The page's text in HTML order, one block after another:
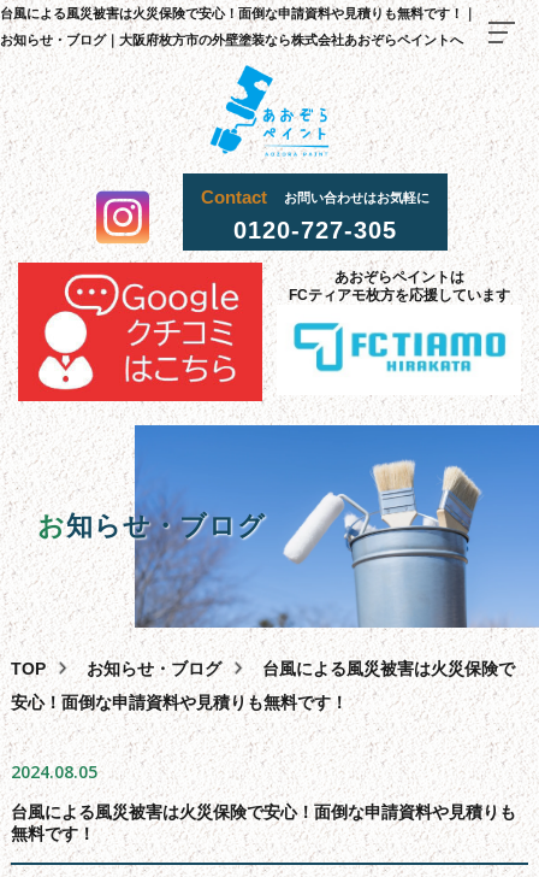
台風による風災被害は火災保険で安心！面倒な申請資料や見積りも無料です！｜
お知らせ・ブログ｜大阪府枚方市の外壁塗装なら株式会社あおぞらペイントへ
Contact お問い合わせはお気軽に
0120-727-305
あおぞらペイントは
FCティアモ枚方を応援しています
お知らせ・ブログ
TOP お知らせ・ブログ
台風による風災被害は火災保険で
安心！面倒な申請資料や見積りも無料です！
TOP
料金・施 までの
当社 が選ばれる 理由
施工 事例
お客様
採用情報
外壁塗装
屋根塗装・葺き替え・カバー工法
雨漏り・バルコニー・ベランダ防水工事
その他サービス
助成金 相談
スタッフ 紹 介
よくある質問
会社概要
2024.08.05
台風による風災被害は火災保険で安心！面倒な申請資料や見積りも
無料です！